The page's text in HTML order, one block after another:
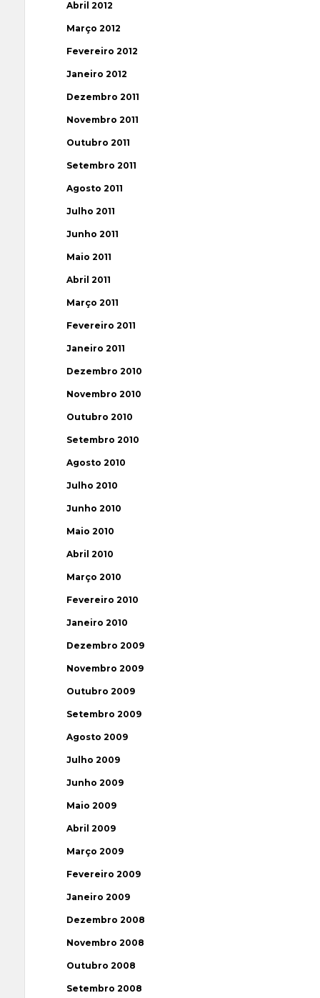
Abril 2012
Março 2012
Fevereiro 2012
Janeiro 2012
Dezembro 2011
Novembro 2011
Outubro 2011
Setembro 2011
Agosto 2011
Julho 2011
Junho 2011
Maio 2011
Abril 2011
Março 2011
Fevereiro 2011
Janeiro 2011
Dezembro 2010
Novembro 2010
Outubro 2010
Setembro 2010
Agosto 2010
Julho 2010
Junho 2010
Maio 2010
Abril 2010
Março 2010
Fevereiro 2010
Janeiro 2010
Dezembro 2009
Novembro 2009
Outubro 2009
Setembro 2009
Agosto 2009
Julho 2009
Junho 2009
Maio 2009
Abril 2009
Março 2009
Fevereiro 2009
Janeiro 2009
Dezembro 2008
Novembro 2008
Outubro 2008
Setembro 2008